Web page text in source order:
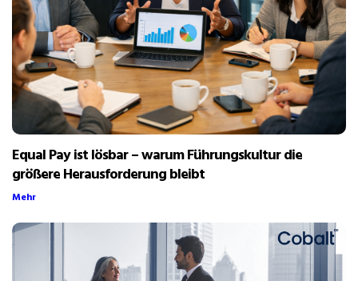
Equal Pay ist lösbar – warum Führungskultur die
größere Herausforderung bleibt
Mehr